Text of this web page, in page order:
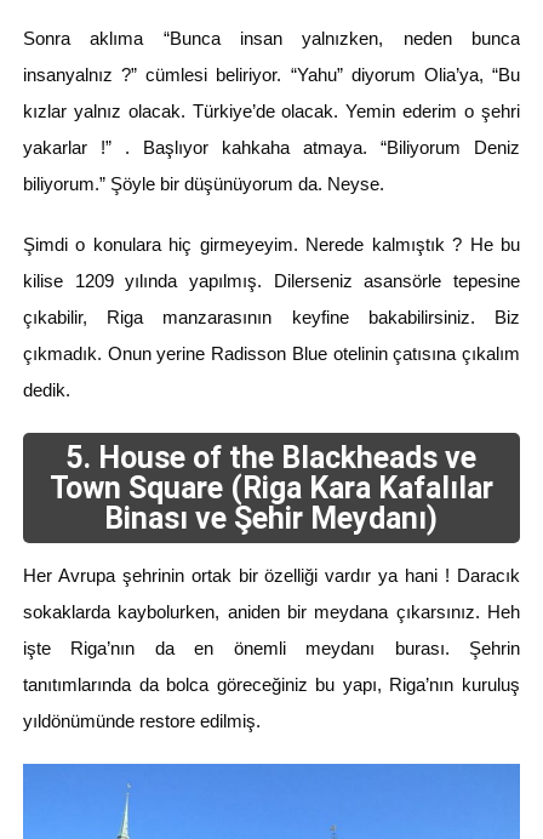
Sonra aklıma “Bunca insan yalnızken, neden bunca
insanyalnız ?” cümlesi beliriyor. “Yahu” diyorum Olia’ya, “Bu
kızlar yalnız olacak. Türkiye’de olacak. Yemin ederim o şehri
yakarlar !” . Başlıyor kahkaha atmaya. “Biliyorum Deniz
biliyorum.” Şöyle bir düşünüyorum da. Neyse.
Şimdi o konulara hiç girmeyeyim. Nerede kalmıştık ? He bu
kilise 1209 yılında yapılmış. Dilerseniz asansörle tepesine
çıkabilir, Riga manzarasının keyfine bakabilirsiniz. Biz
çıkmadık. Onun yerine Radisson Blue otelinin çatısına çıkalım
dedik.
5. House of the Blackheads ve
Town Square (Riga Kara Kafalılar
Binası ve Şehir Meydanı)
Her Avrupa şehrinin ortak bir özelliği vardır ya hani ! Daracık
sokaklarda kaybolurken, aniden bir meydana çıkarsınız. Heh
işte Riga’nın da en önemli meydanı burası. Şehrin
tanıtımlarında da bolca göreceğiniz bu yapı, Riga’nın kuruluş
yıldönümünde restore edilmiş.